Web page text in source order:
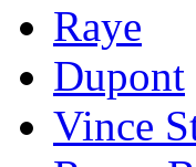
Raye
Dupont
Vince